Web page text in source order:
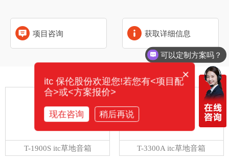
项目咨询 获取详细信息
相关产品
T-1900S itc草地音箱 T-3300A itc草地音箱
可以定制方案吗？
×
itc 保伦股份欢迎您!若您有<项目配
合>或<方案报价>
现在咨询 稍后再说